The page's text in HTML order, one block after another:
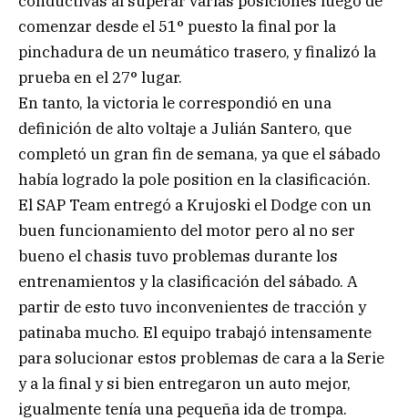
comenzar desde el 51° puesto la final por la
pinchadura de un neumático trasero, y finalizó la
prueba en el 27° lugar.
En tanto, la victoria le correspondió en una
definición de alto voltaje a Julián Santero, que
completó un gran fin de semana, ya que el sábado
había logrado la pole position en la clasificación.
El SAP Team entregó a Krujoski el Dodge con un
buen funcionamiento del motor pero al no ser
bueno el chasis tuvo problemas durante los
entrenamientos y la clasificación del sábado. A
partir de esto tuvo inconvenientes de tracción y
patinaba mucho. El equipo trabajó intensamente
para solucionar estos problemas de cara a la Serie
y a la final y si bien entregaron un auto mejor,
igualmente tenía una pequeña ida de trompa.